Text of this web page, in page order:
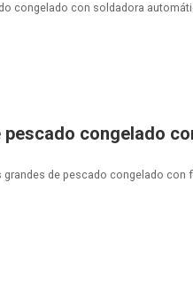
congelado con soldadora
congelado
de pescado congelado con